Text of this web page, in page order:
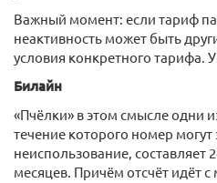
Важный момент: если тариф
неактивность может быть
условия конкретного тарифа.
Билайн
«Пчёлки» в этом смысле одни
течение которого номер могут
неиспользование, составляет
месяцев. Причём отсчёт идёт